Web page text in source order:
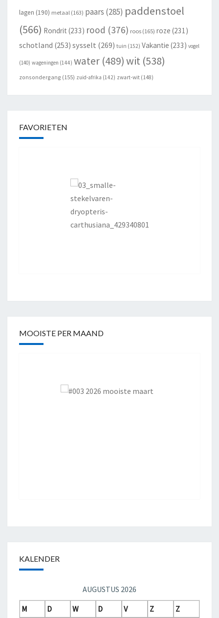
lagen (190) metaal (163) paars (285) paddenstoel
(566) Rondrit (233) rood (376) roos (165) roze (231)
schotland (253) sysselt (269) tuin (152) Vakantie (233) vogel
(140) wageningen (144) water (489)wit (538)
zonsondergang (155) zuid-afrika (142) zwart-wit (148)
FAVORIETEN
MOOISTE PER MAAND
KALENDER
AUGUSTUS 2026
M
D W D V Z Z